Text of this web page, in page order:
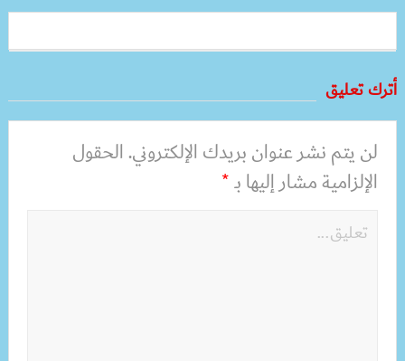
أترك تعليق
لن يتم نشر عنوان بريدك الإلكتروني.الحقول
الإلزامية مشار إليها بـ*